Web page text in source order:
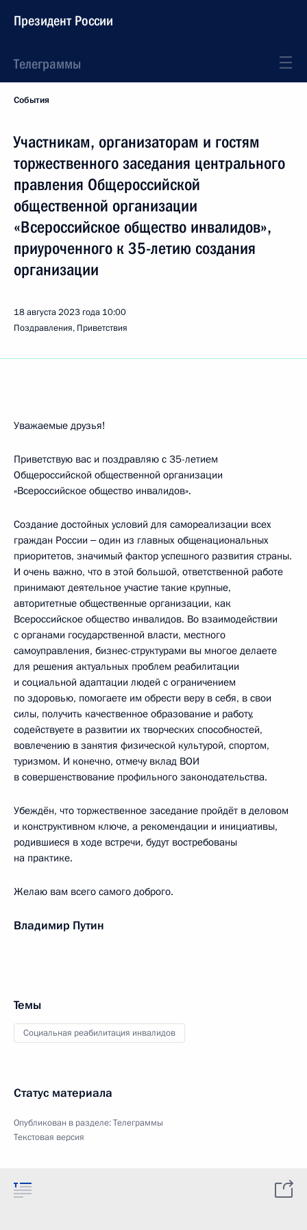
Президент России
Телеграммы
События
Участникам, организаторам и гостям
торжественного заседания центрального
правления Общероссийской
общественной организации
«Всероссийское общество инвалидов»,
приуроченного к 35-летию создания
организации
18 августа 2023 года 10:00
Поздравления, Приветствия
Уважаемые друзья!
Приветствую вас и поздравляю с 35-летием
Общероссийской общественной организации
«Всероссийское общество инвалидов».
Создание достойных условий для самореализации всех
граждан России ‒ один из главных общенациональных
приоритетов, значимый фактор успешного развития страны.
И очень важно, что в этой большой, ответственной работе
принимают деятельное участие такие крупные,
авторитетные общественные организации, как
Всероссийское общество инвалидов. Во взаимодействии
с органами государственной власти, местного
самоуправления, бизнес-структурами вы многое делаете
для решения актуальных проблем реабилитации
и социальной адаптации людей с ограничением
по здоровью, помогаете им обрести веру в себя, в свои
силы, получить качественное образование и работу,
содействуете в развитии их творческих способностей,
вовлечению в занятия физической культурой, спортом,
туризмом. И конечно, отмечу вклад ВОИ
в совершенствование профильного законодательства.
Убеждён, что торжественное заседание пройдёт в деловом
и конструктивном ключе, а рекомендации и инициативы,
родившиеся в ходе встречи, будут востребованы
на практике.
Желаю вам всего самого доброго.
Владимир Путин
Темы
Социальная реабилитация инвалидов
Статус материала
Опубликован в разделе:Телеграммы
Текстовая версия